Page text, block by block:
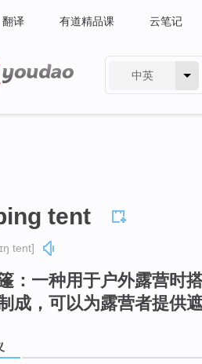
翻译 有道精品课 云笔记
中英
tent
tent]
：一种用于户外露营时
成，可以为露营者提供